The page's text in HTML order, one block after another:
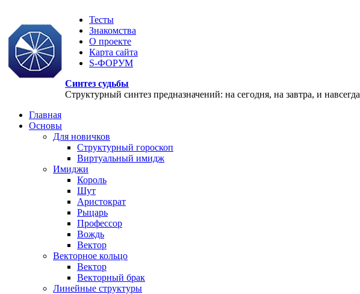
Тесты
Знакомства
О проекте
Карта сайта
S-ФОРУМ
Синтез судьбы
Структурный синтез предназначений: на сегодня, на завтра, и навсегда
Главная
Основы
Для новичков
Структурный гороскоп
Виртуальный имидж
Имиджи
Король
Шут
Аристократ
Рыцарь
Профессор
Вождь
Вектор
Векторное кольцо
Вектор
Векторный брак
Линейные структуры